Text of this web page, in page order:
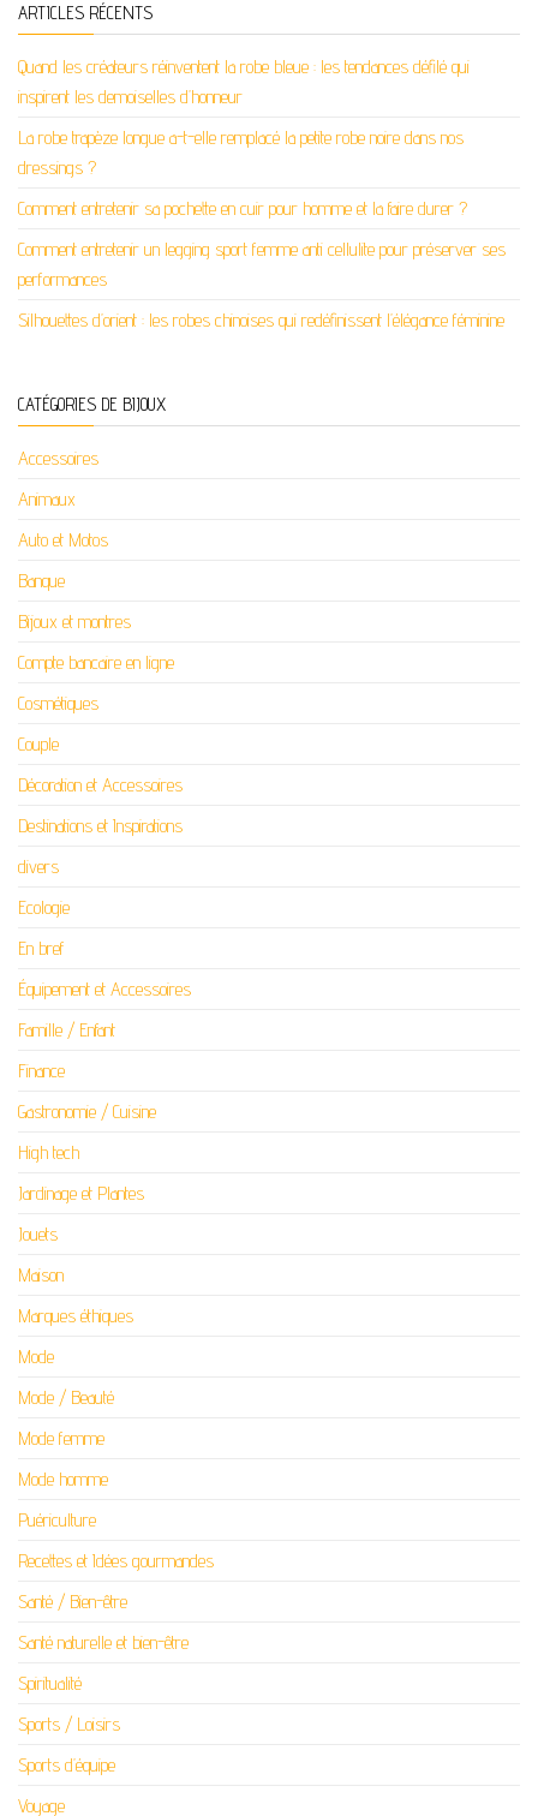
ARTICLES RÉCENTS
Quand les créateurs réinventent la robe bleue : les tendances défilé qui
inspirent les demoiselles d’honneur
La robe trapèze longue a-t-elle remplacé la petite robe noire dans nos
dressings ?
Comment entretenir sa pochette en cuir pour homme et la faire durer ?
Comment entretenir un legging sport femme anti cellulite pour préserver ses
performances
Silhouettes d’orient : les robes chinoises qui redéfinissent l’élégance féminine
CATÉGORIES DE BIJOUX
Accessoires
Animaux
Auto et Motos
Banque
Bijoux et montres
Compte bancaire en ligne
Cosmétiques
Couple
Décoration et Accessoires
Destinations et Inspirations
divers
Ecologie
En bref
Équipement et Accessoires
Famille / Enfant
Finance
Gastronomie / Cuisine
High tech
Jardinage et Plantes
Jouets
Maison
Marques éthiques
Mode
Mode / Beauté
Mode femme
Mode homme
Puériculture
Recettes et Idées gourmandes
Santé / Bien-être
Santé naturelle et bien-être
Spiritualité
Sports / Loisirs
Sports d’équipe
Voyage